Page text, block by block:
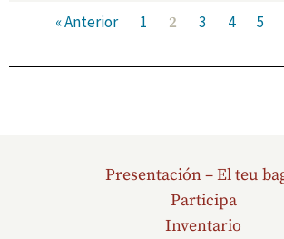
« Anterior 1 2 3 4 5
Presentación – El teu
Participa
Inventario